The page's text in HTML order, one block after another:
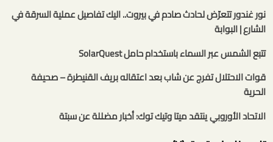
نور غندور تتعرّض لحادث صادم في بيروت.. اليك تفاصيل عملية السرقة في
الشارع | البوابة
تتبع الشمس عبر السماء باستخدام حامل SolarQuest
قوات الاحتلال تفرج عن شاب بعد اعتقاله بريف القنيطرة – صحيفة
الحرية
الاتحاد الأوروبي ينتقد ميتا وتيك توك: أخبار مضللة عن سبتة